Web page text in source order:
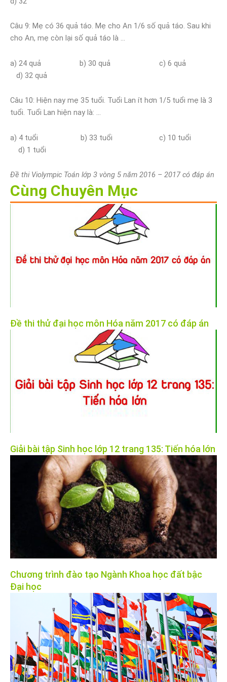
Câu 9: Mẹ có 36 quả táo. Mẹ cho An 1/6 số quả táo. Sau khi
cho An, mẹ còn lại số quả táo là …
a) 24 quả b) 30 quả c) 6 quả
d) 32 quả
Câu 10: Hiện nay mẹ 35 tuổi. Tuổi Lan ít hơn 1/5 tuổi mẹ là 3
tuổi. Tuổi Lan hiện nay là: …
a) 4 tuổi b) 33 tuổi c) 10 tuổi
d) 1 tuổi
Đề thi Violympic Toán lớp 3 vòng 5 năm 2016 – 2017 có đáp án
Cùng Chuyên Mục
Đề thi thử đại học môn Hóa năm 2017 có đáp án
Giải bài tập Sinh học lớp 12 trang 135: Tiến hóa lớn
Chương trình đào tạo Ngành Khoa học đất bậc
Đại học